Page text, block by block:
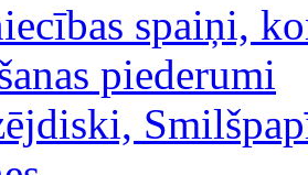
spaiņi,
piederumi